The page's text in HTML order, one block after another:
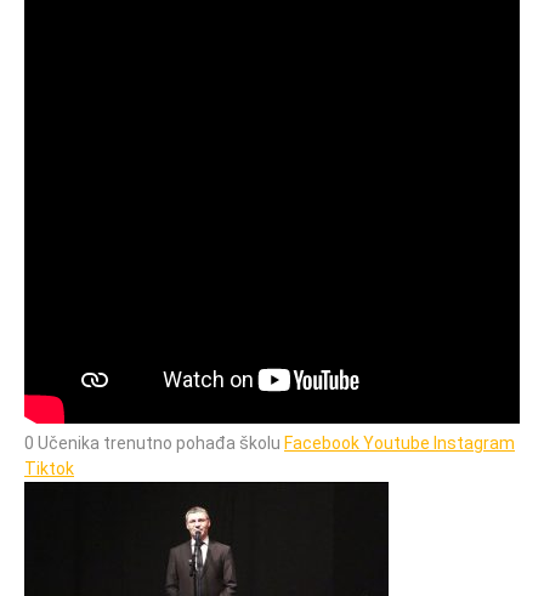
0 Učenika trenutno pohađa školu FacebookYoutube Instagram
Tiktok